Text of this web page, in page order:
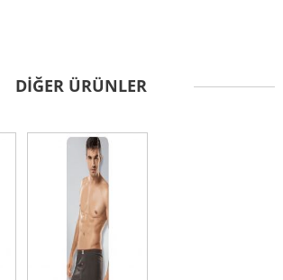
DIĞER ÜRÜNLER